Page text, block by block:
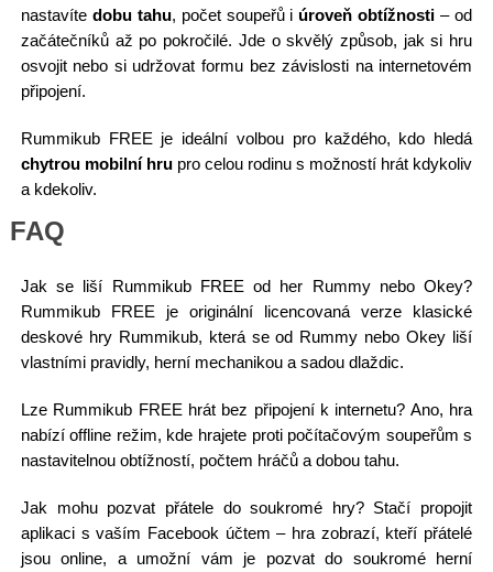
nastavíte dobu tahu, počet soupeřů i úroveň obtížnosti – od
začátečníků až po pokročilé. Jde o skvělý způsob, jak si hru
osvojit nebo si udržovat formu bez závislosti na internetovém
připojení.
Rummikub FREE je ideální volbou pro každého, kdo hledá
chytrou mobilní hru pro celou rodinu s možností hrát kdykoliv
a kdekoliv.
FAQ
Jak se liší Rummikub FREE od her Rummy nebo Okey?
Rummikub FREE je originální licencovaná verze klasické
deskové hry Rummikub, která se od Rummy nebo Okey liší
vlastními pravidly, herní mechanikou a sadou dlaždic.
Lze Rummikub FREE hrát bez připojení k internetu? Ano, hra
nabízí offline režim, kde hrajete proti počítačovým soupeřům s
nastavitelnou obtížností, počtem hráčů a dobou tahu.
Jak mohu pozvat přátele do soukromé hry? Stačí propojit
aplikaci s vaším Facebook účtem – hra zobrazí, kteří přátelé
jsou online, a umožní vám je pozvat do soukromé herní